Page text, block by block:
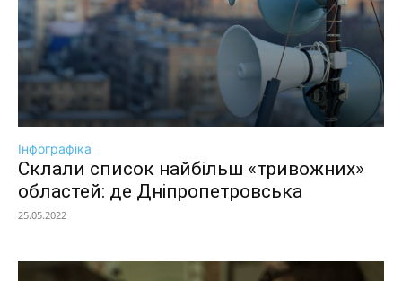
Інфографіка
Склали список найбільш «тривожних»
областей: де Дніпропетровська
25.05.2022